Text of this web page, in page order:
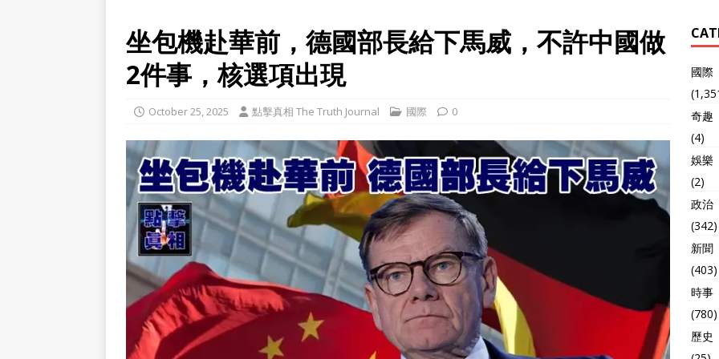
坐包機赴華前，德國部長給下馬威，不許中國做
2件事，核選項出現
October 25, 2025 點擊真相 The Truth Journal 國際 0
國際
奇趣
(4)
娛樂
(2)
政治
(342)
新聞
(403)
時事
(780)
歷史